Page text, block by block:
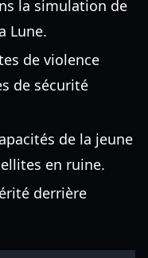
la simulation de
Lune.
de violence
de sécurité
de la jeune
en ruine.
derrière